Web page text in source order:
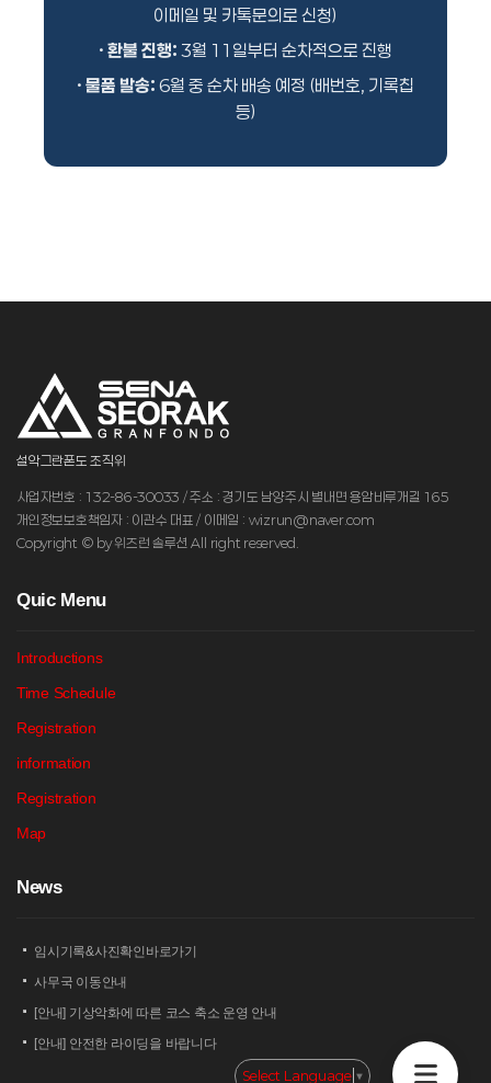
Select Language ▼
이메일 및 카톡문의로 신청)
• 환불 진행: 3월 11일부터 순차적으로 진행
• 물품 발송: 6월 중 순차 배송 예정 (배번호, 기록칩
등)
설악그란폰도 조직위
사업자번호 : 132-86-30033 / 주소 : 경기도 남양주시 별내면 용암비루개길 165
개인정보보호책임자 : 이관수 대표 / 이메일 : wizrun@naver.com
Copyright © by 위즈런 솔루션 All right reserved.
Quic Menu
Introductions
Time Schedule
Registration
information
Registration
Map
News
임시기록&사진확인바로가기
사무국 이동안내
[안내] 기상악화에 따른 코스 축소 운영 안내
[안내] 안전한 라이딩을 바랍니다
[안내] 상남 부녀회 김밥 단체주문 및 먹거리 부스 운영 안내